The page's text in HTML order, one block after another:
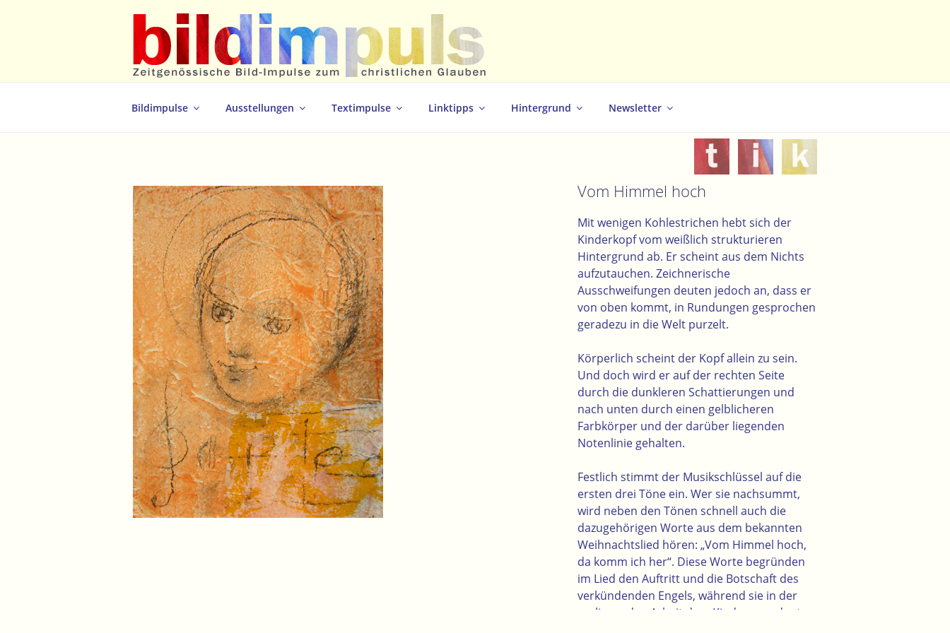
Bildimpulse Ausstellungen Textimpulse Linktipps Hintergrund Newsletter
Vom Himmel hoch
Mit wenigen Kohlestrichen hebt sich der
Kinderkopf vom weißlich strukturieren
Hintergrund ab. Er scheint aus dem Nichts
aufzutauchen. Zeichnerische
Ausschweifungen deuten jedoch an, dass er
von oben kommt, in Rundungen gesprochen
geradezu in die Welt purzelt.
Körperlich scheint der Kopf allein zu sein.
Und doch wird er auf der rechten Seite
durch die dunkleren Schattierungen und
nach unten durch einen gelblicheren
Farbkörper und der darüber liegenden
Notenlinie gehalten.
Festlich stimmt der Musikschlüssel auf die
ersten drei Töne ein. Wer sie nachsummt,
wird neben den Tönen schnell auch die
dazugehörigen Worte aus dem bekannten
Weihnachtslied hören: „Vom Himmel hoch,
da komm ich her“. Diese Worte begründen
im Lied den Auftritt und die Botschaft des
verkündenden Engels, während sie in der
vorliegenden Arbeit dem Kind zugeordnet